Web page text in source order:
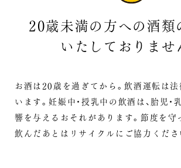
20歳未満の方への酒類
いたしておりませ
お酒は20歳を過ぎてから。飲酒運転は法
います。 妊娠中・授乳中の飲酒は、胎児・
響を与えるおそれがあります。 節度を守
飲んだあとはリサイクルにご協力くださ